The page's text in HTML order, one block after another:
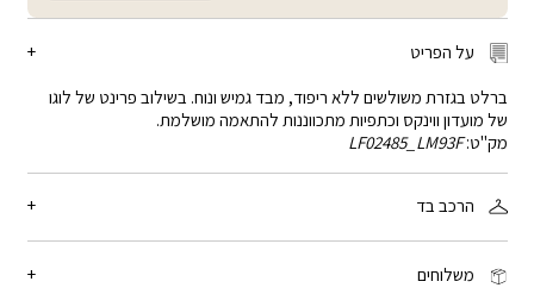
על הפריט
הרכב בד
משלוחים
ברלט בגזרת משולשים ללא ריפוד, מבד גמיש ונוח. בשילוב פרינט של לוגו
של מועדון ווינקס וכתפיות מתכווננות להתאמה מושלמת.
מק"ט: LF02485_LM93F